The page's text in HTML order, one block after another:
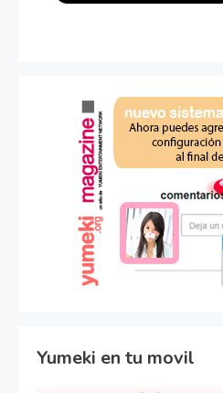
Yumeki en tu movil